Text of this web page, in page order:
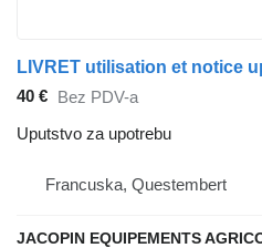
40 € Bez PDV-a
Uputstvo za upotrebu
Francuska, Questembert
JACOPIN EQUIPEMENTS